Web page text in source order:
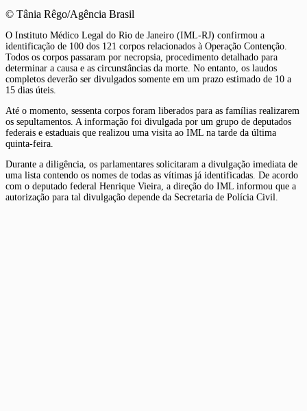
© Tânia Rêgo/Agência Brasil
O Instituto Médico Legal do Rio de Janeiro (IML-RJ) confirmou a
identificação de 100 dos 121 corpos relacionados à Operação Contenção.
Todos os corpos passaram por necropsia, procedimento detalhado para
determinar a causa e as circunstâncias da morte. No entanto, os laudos
completos deverão ser divulgados somente em um prazo estimado de 10 a
15 dias úteis.
Até o momento, sessenta corpos foram liberados para as famílias realizarem
os sepultamentos. A informação foi divulgada por um grupo de deputados
federais e estaduais que realizou uma visita ao IML na tarde da última
quinta-feira.
Durante a diligência, os parlamentares solicitaram a divulgação imediata de
uma lista contendo os nomes de todas as vítimas já identificadas. De acordo
com o deputado federal Henrique Vieira, a direção do IML informou que a
autorização para tal divulgação depende da Secretaria de Polícia Civil.